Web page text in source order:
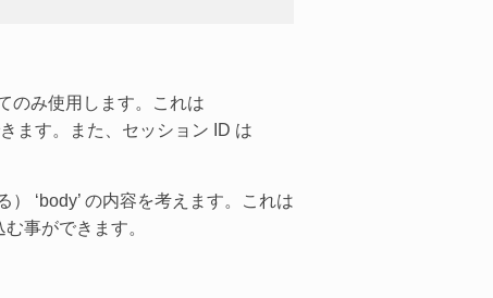
のみ使用します。これは
ます。また、セッション ID は
‘body’ の内容を考えます。これは
事ができます。